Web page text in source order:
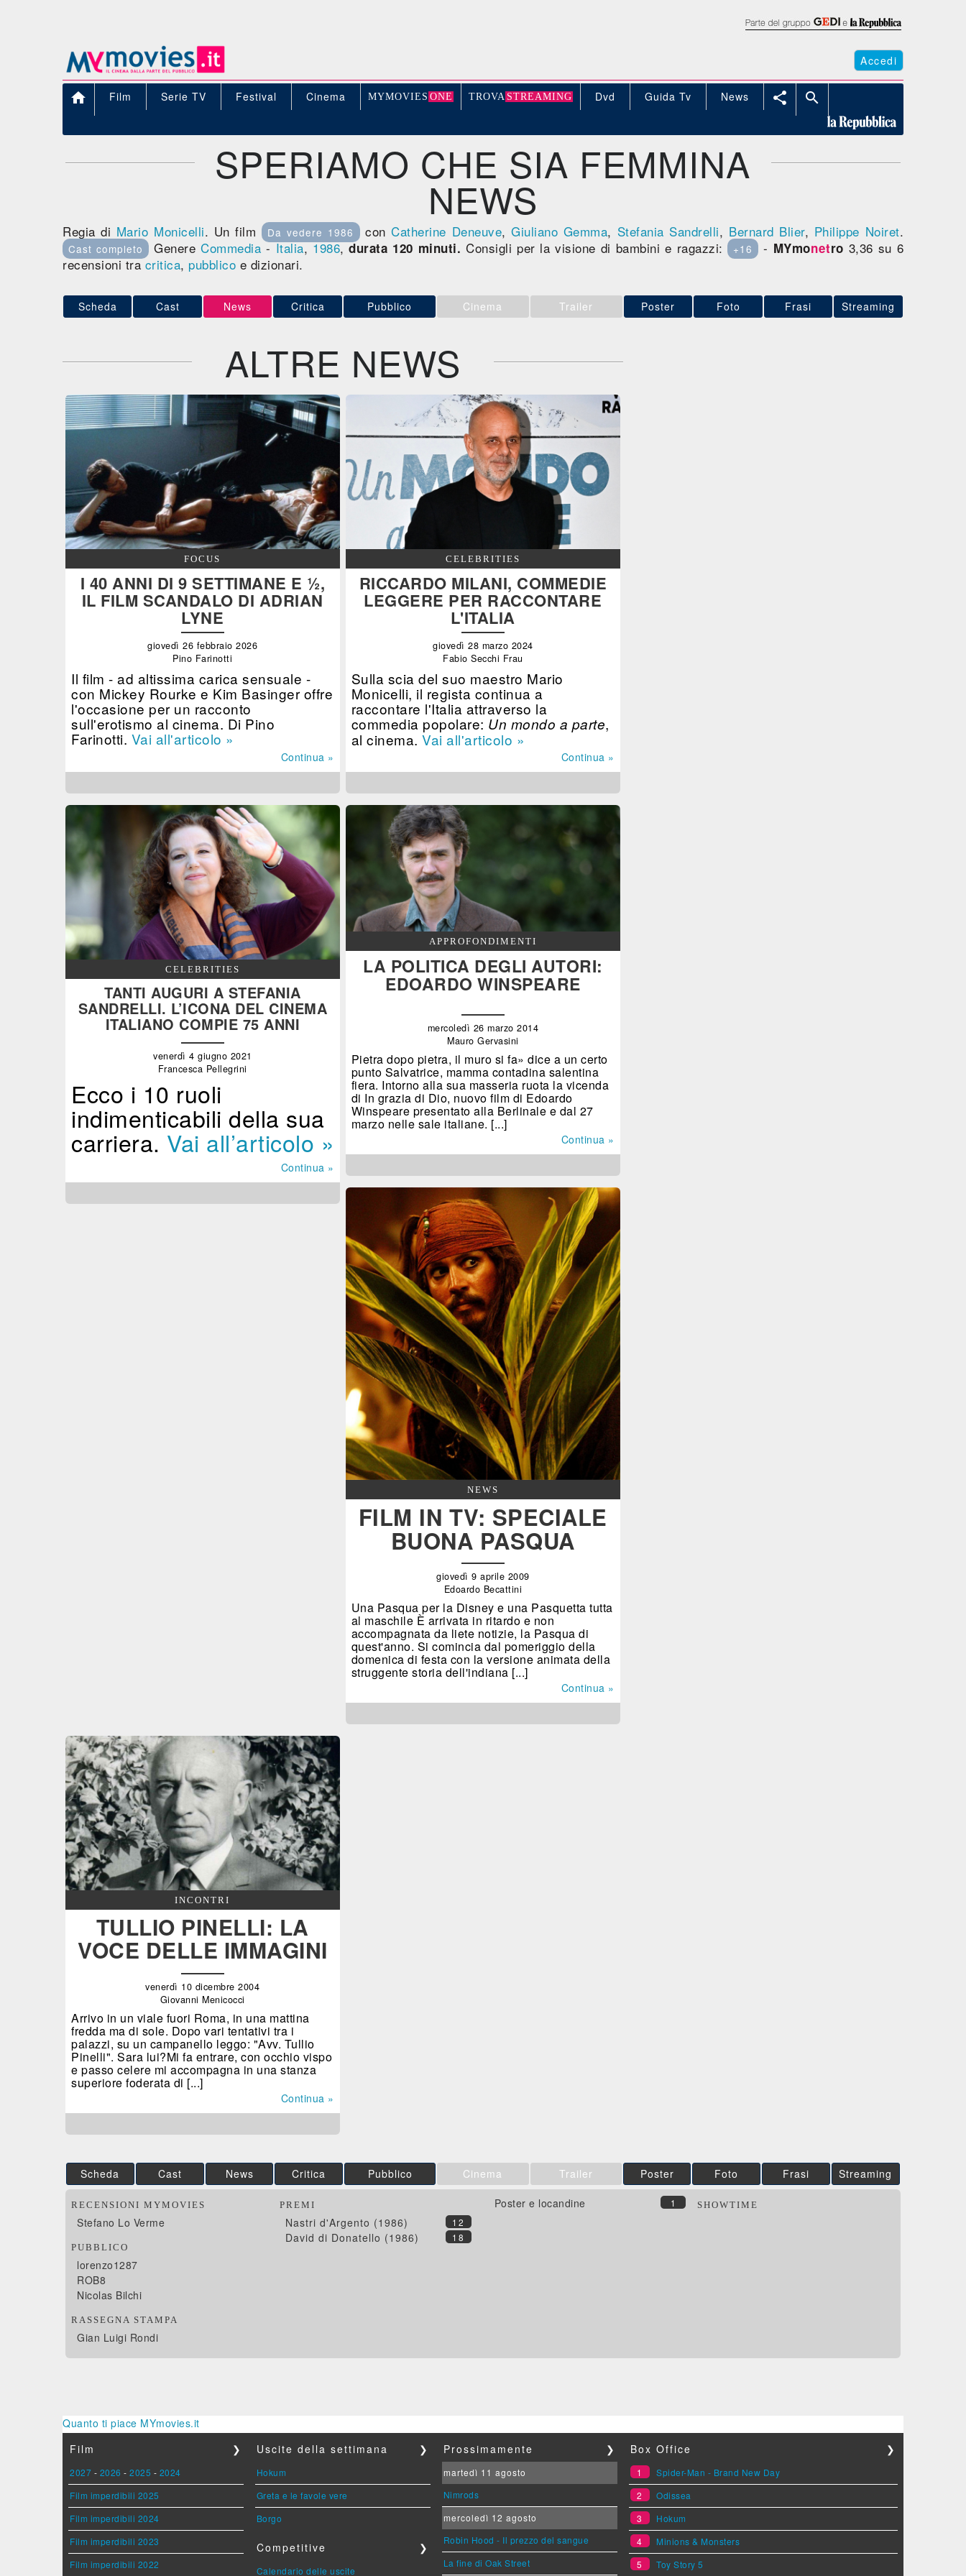
Accedi
 Film Serie TV Festival Cinema MYMOVIE S ONE TROVA STREAMING Dvd Guida Tv News  
SPERIAMO CHE SIA FEMMINA
NEWS
Regia di Mario Monicelli. Un film Da vedere 1986 conCatherine Deneuve,Giuliano Gemma, Stefania Sandrelli, Bernard Blier, Philippe Noiret.
Cast completo GenereCommedia -Italia,1986,durata 120 minuti. Consigli per la visione di bambini e ragazzi: +16 - MYmonetro 3,36 su 6
recensioni tracritica, pubblico e dizionari.
Scheda Cast News Critica Pubblico Cinema Trailer Poster Foto Frasi Streaming
ALTRE NEWS
FOCUS
I 40 ANNI DI 9 SETTIMANE E ½,
IL FILM SCANDALO DI ADRIAN
LYNE
giovedì 26 febbraio 2026
Pino Farinotti
Il film - ad altissima carica sensuale -
con Mickey Rourke e Kim Basinger offre
l'occasione per un racconto
sull'erotismo al cinema. Di Pino
Farinotti. Vai all'articolo »
Continua »
CELEBRITIES
RICCARDO MILANI, COMMEDIE
LEGGERE PER RACCONTARE
L'ITALIA
giovedì 28 marzo 2024
Fabio Secchi Frau
Sulla scia del suo maestro Mario
Monicelli, il regista continua a
raccontare l'Italia attraverso la
commedia popolare: Un mondo a parte,
al cinema.Vai all'articolo »
Continua »
CELEBRITIES
TANTI AUGURI A STEFANIA
SANDRELLI. L’ICONA DEL CINEMA
ITALIANO COMPIE 75 ANNI
venerdì 4 giugno 2021
Francesca Pellegrini
Ecco i 10 ruoli
indimenticabili della sua
carriera. Vai all’articolo »
Continua »
APPROFONDIMENTI
LA POLITICA DEGLI AUTORI:
EDOARDO WINSPEARE
mercoledì 26 marzo 2014
Mauro Gervasini
Pietra dopo pietra, il muro si fa» dice a un certo
punto Salvatrice, mamma contadina salentina
fiera. Intorno alla sua masseria ruota la vicenda
di In grazia di Dio, nuovo film di Edoardo
Winspeare presentato alla Berlinale e dal 27
marzo nelle sale italiane. [...]
Continua »
NEWS
FILM IN TV: SPECIALE
BUONA PASQUA
giovedì 9 aprile 2009
Edoardo Becattini
Una Pasqua per la Disney e una Pasquetta tutta
al maschile È arrivata in ritardo e non
accompagnata da liete notizie, la Pasqua di
quest'anno. Si comincia dal pomeriggio della
domenica di festa con la versione animata della
struggente storia dell'indiana [...]
Continua »
INCONTRI
TULLIO PINELLI: LA
VOCE DELLE IMMAGINI
venerdì 10 dicembre 2004
Giovanni Menicocci
Arrivo in un viale fuori Roma, in una mattina
fredda ma di sole. Dopo vari tentativi tra i
palazzi, su un campanello leggo: "Avv. Tullio
Pinelli". Sara lui?Mi fa entrare, con occhio vispo
e passo celere mi accompagna in una stanza
superiore foderata di [...]
Continua »
Scheda Cast News Critica Pubblico Cinema Trailer Poster Foto Frasi Streaming
RECENSIONI MYMOVIES
Stefano Lo Verme
PUBBLICO
lorenzo1287
ROB8
Nicolas Bilchi
RASSEGNA STAMPA
Gian Luigi Rondi
PREMI
12
Nastri d'Argento (1986)
18
David di Donatello (1986)
1
Poster e locandine SHOWTIME
Quanto ti piace MYmovies.it
Film
❯
2027 - 2026 - 2025 - 2024
Film imperdibili 2025
Film imperdibili 2024
Film imperdibili 2023
Film imperdibili 2022
Uscite della settimana ❯
Hokum
Greta e le favole vere
Borgo
Competitive ❯
Calendario delle uscite
Prossimamente ❯
martedì 11 agosto
Nimrods
mercoledì 12 agosto
Robin Hood - Il prezzo del sangue
La fine di Oak Street
Box Office ❯
1
Spider-Man - Brand New Day
2
Odissea
3
Hokum
4
Minions & Monsters
5
Toy Story 5